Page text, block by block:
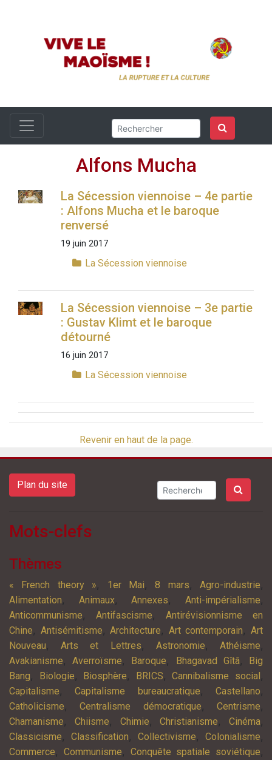
Alfons Mucha
La Sécession viennoise – 4e partie
: Alfons Mucha et le baroque
renversé
19 juin 2017
La Sécession viennoise
La Sécession viennoise – 3e partie
: Gustav Klimt et le baroque
détourné
16 juin 2017
La Sécession viennoise
Revenir en haut de la page.
Plan du site
Mots-clefs
Thèmes
« French theory », 1er Mai,8 mars, Agro-industrie,
Alimentation, Animaux,Annexes,Anti-impérialisme,
Anticommunisme, Antifascisme, Antirévisionnisme en
Chine, Antisémitisme,Architecture, Art contemporain,Art
Nouveau,Arts et Lettres, Astronomie,Athéisme,
Avakianisme,Averroïsme, Baroque, Bhagavad Gîtâ,
Big
Bang, Biologie, Biosphère, BRICS,Cannibalisme social ,
Capitalisme,Capitalisme bureaucratique,Castellano,
Catholicisme,Centralisme démocratique,Centrisme,
Chamanisme, Chiisme, Chimie,Christianisme, Cinéma,
Classicisme, Classification, Collectivisme, Colonialisme,
Commerce, Communisme, Conquête spatiale soviétique,